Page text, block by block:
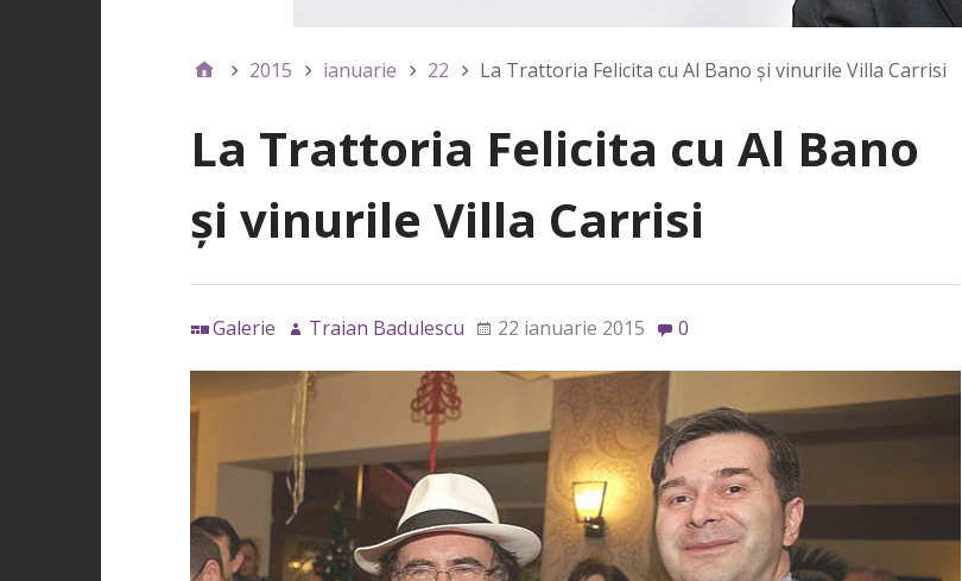
2015 ianuarie 22 La Trattoria Felicita cu Al Bano şi vinurile Villa Carrisi
La Trattoria Felicita cu Al Bano
şi vinurile Villa Carrisi
Galerie Traian Badulescu 22 ianuarie 2015 0